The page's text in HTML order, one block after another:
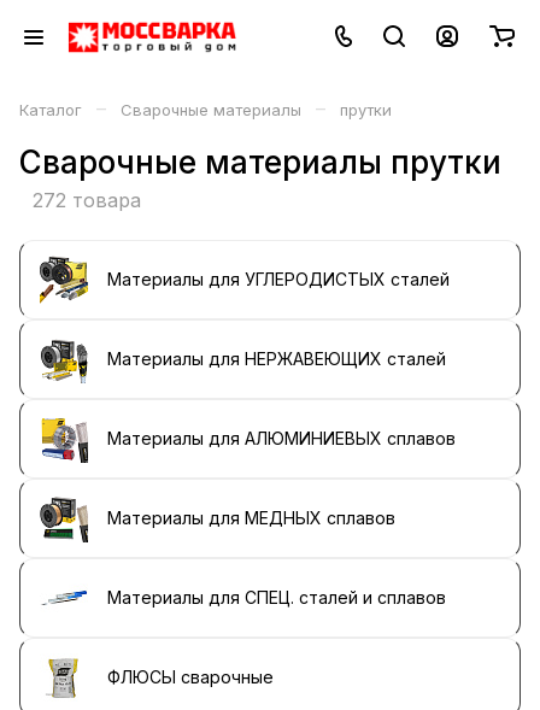
Каталог – Сварочные материалы – прутки
Сварочные материалы прутки
272 товара
Материалы для УГЛЕРОДИСТЫХ сталей
Материалы для НЕРЖАВЕЮЩИХ сталей
Материалы для АЛЮМИНИЕВЫХ сплавов
Материалы для МЕДНЫХ сплавов
Материалы для СПЕЦ. сталей и сплавов
ФЛЮСЫ сварочные